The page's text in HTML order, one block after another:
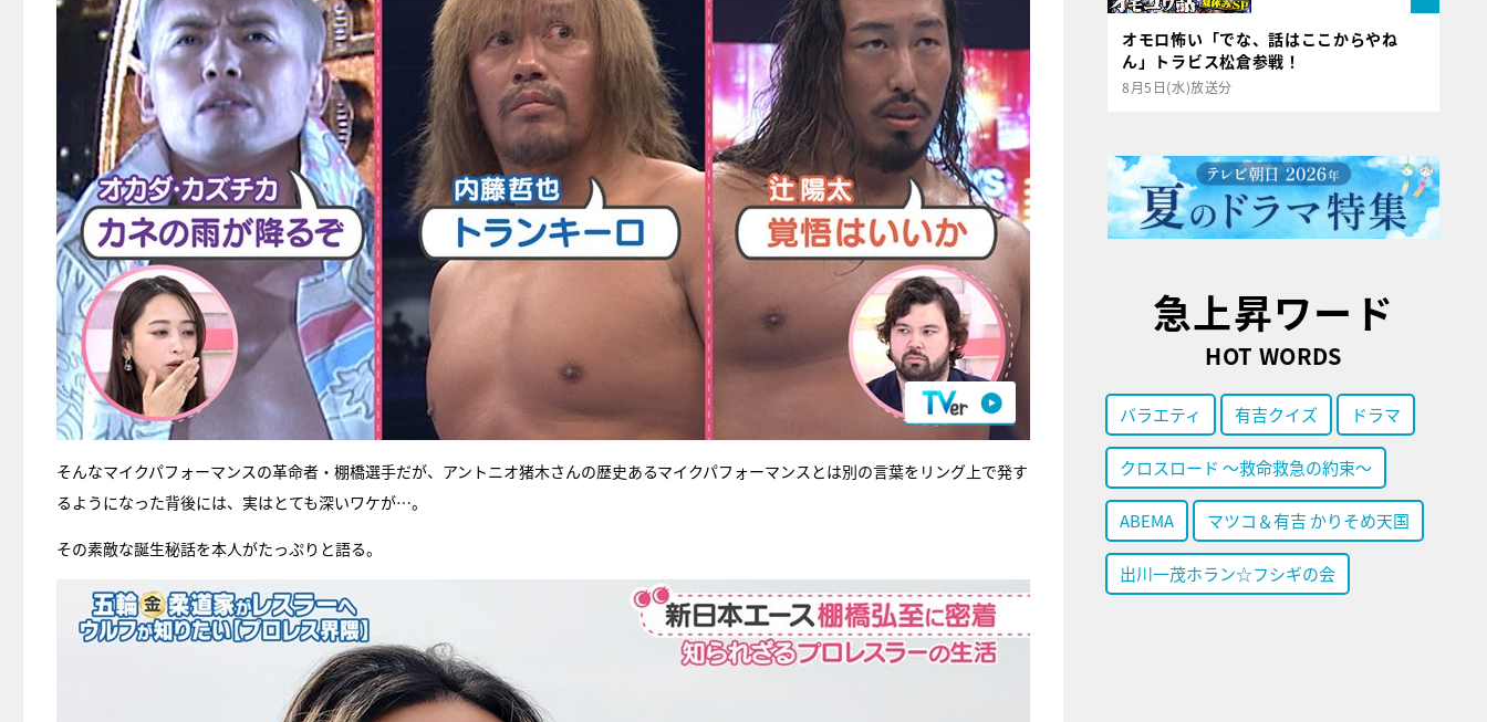
そんなマイクパフォーマンスの革命者・棚橋選手だが、アントニオ猪木さんの歴史あるマイクパフォーマンスとは別の言葉をリング上で発す
るようになった背後には、実はとても深いワケが…。
その素敵な誕生秘話を本人がたっぷりと語る。
オモロ怖い「でな、話はここからやね
ん」トラビス松倉参戦！
8月5日(水)放送分
急上昇ワード
HOT WORDS
バラエティ 有吉クイズ ドラマ
クロスロード ～救命救急の約束～
ABEMA マツコ＆有吉 かりそめ天国
出川一茂ホラン☆フシギの会